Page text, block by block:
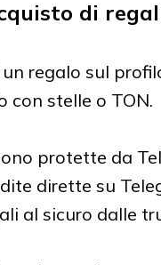
di
regalo sul
con stelle o TON.
protette da
dirette su
al sicuro dalle